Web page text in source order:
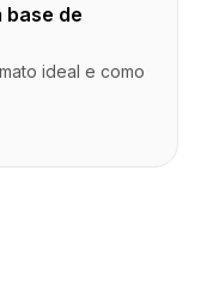
base de
ideal e como